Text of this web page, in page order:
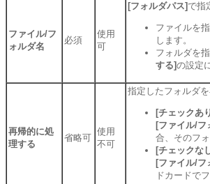
ファイル/フ
ォルダ名
必須
使用
可
[フォルダパス] で指
ファイルを
します。
フォルダを
する]の設定
再帰的に処
理する
省略可
使用
不可
指定したフォルダ
[チェックあ
[ファイル/フ
合、そのフ
[チェックな
[ファイル/フ
ドカードで